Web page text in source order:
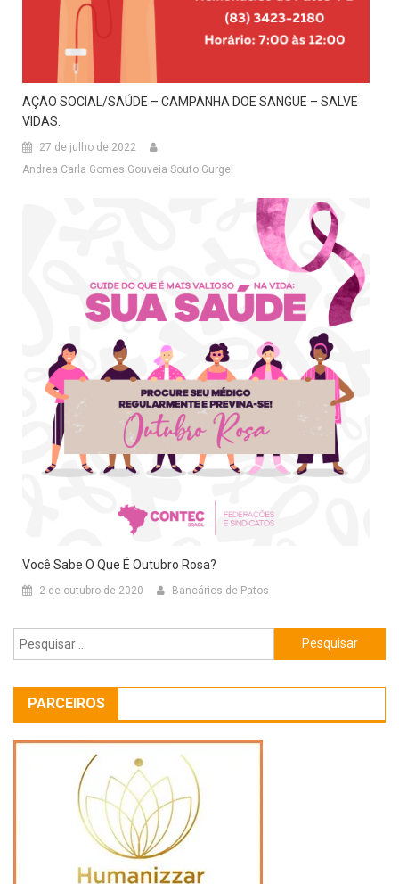
AÇÃO SOCIAL/SAÚDE – CAMPANHA DOE SANGUE – SALVE
VIDAS.
27 de julho de 2022
Andrea Carla Gomes Gouveia Souto Gurgel
Você Sabe O Que É Outubro Rosa?
2 de outubro de 2020 Bancários de Patos
Pesquisar
por:
PARCEIROS